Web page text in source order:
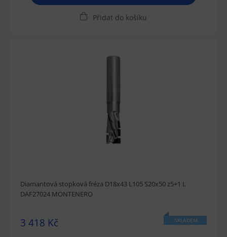
Přidat do košíku
Diamantová stopková fréza D18x43 L105 S20x50 z5+1 L
DAF27024 MONTENERO
3 418 Kč SKLADEM